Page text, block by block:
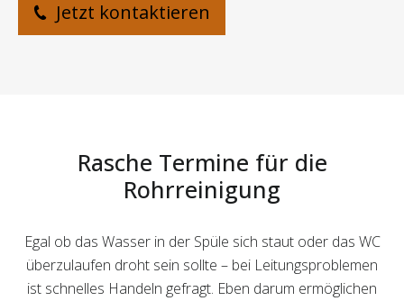
Jetzt kontaktieren
Rasche Termine für die
Rohrreinigung
Egal ob das Wasser in der Spüle sich staut oder das WC
überzulaufen droht sein sollte – bei Leitungsproblemen
ist schnelles Handeln gefragt. Eben darum ermöglichen